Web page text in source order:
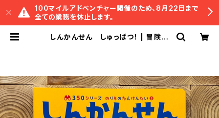
100マイルアドベンチャー開催のため、8月22日まで
全ての業務を休止します。
しんかんせん しゅっぱつ！ | 冒険研